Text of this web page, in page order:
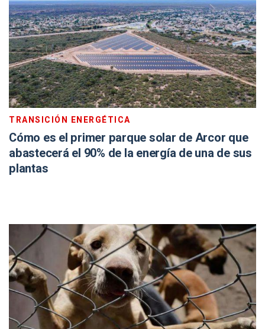
TRANSICIÓN ENERGÉTICA
Cómo es el primer parque solar de Arcor que
abastecerá el 90% de la energía de una de sus
plantas